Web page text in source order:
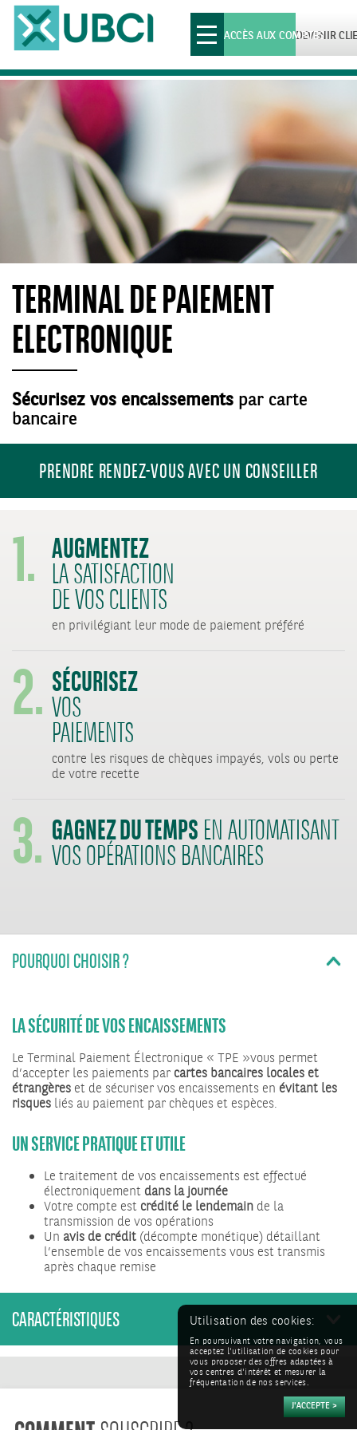
Toggle
navigationDEVENIR
ACCÈS AUX COMPTES
TERMINAL DE PAIEMENT
ELECTRONIQUE
Sécurisez vos encaissements par carte
bancaire
PRENDRE RENDEZ-VOUS AVEC UN CONSEILLER
1. AUGMENTEZ
LA SATISFACTION
DE VOS CLIENTS
en privilégiant leur mode de paiement préféré
2.SÉCURISEZ
VOS
PAIEMENTS
contre les risques de chèques impayés, vols ou perte
de votre recette
3.GAGNEZ DU TEMPSEN AUTOMATISANT
VOS OPÉRATIONS BANCAIRES
POURQUOI CHOISIR ?
LA SÉCURITÉ DE VOS ENCAISSEMENTS
Le Terminal Paiement Électronique « TPE »vous permet
d’accepter les paiements par cartes bancaires locales et
étrangères et de sécuriser vos encaissements en évitant les
risques liés au paiement par chèques et espèces.
UN SERVICE PRATIQUE ET UTILE
Le traitement de vos encaissements est effectué
électroniquement dans la journée
Votre compte est crédité le lendemain de la
transmission de vos opérations
Un avis de crédit (décompte monétique) détaillant
l’ensemble de vos encaissements vous est transmis
après chaque remise
CARACTÉRISTIQUES Utilisation des cookies:
En poursuivant votre navigation, vous
acceptez l'utilisation de cookies pour
vous proposer des offres adaptées à
vos centres d'intérêt et mesurer la
fréquentation de nos services.